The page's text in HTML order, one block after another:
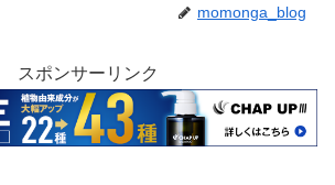
momonga_blog
スポンサーリンク